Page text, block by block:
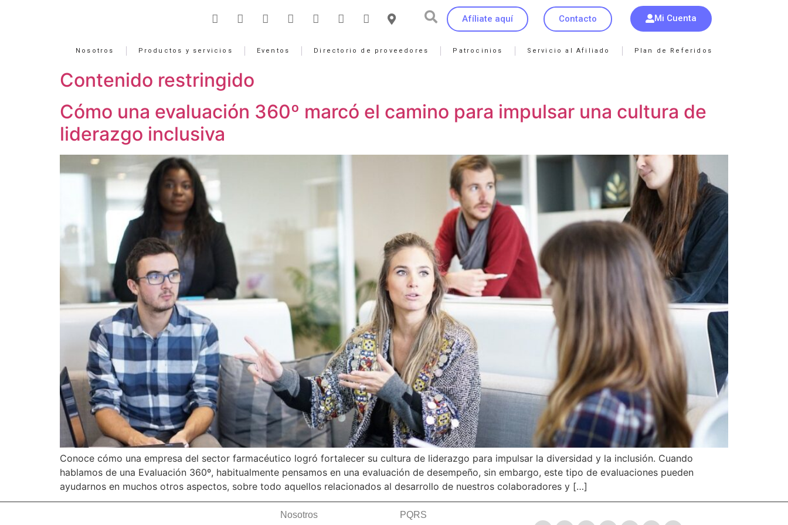
Afíliate aquí Contacto Mi Cuenta
Nosotros Productos y servicios Eventos Directorio de proveedores Patrocinios Servicio al Afiliado Plan de Referidos
Contenido restringido
Cómo una evaluación 360º marcó el camino para impulsar una cultura de
liderazgo inclusiva
Conoce cómo una empresa del sector farmacéutico logró fortalecer su cultura de liderazgo para impulsar la diversidad y la inclusión. Cuando
hablamos de una Evaluación 360º, habitualmente pensamos en una evaluación de desempeño, sin embargo, este tipo de evaluaciones pueden
ayudarnos en muchos otros aspectos, sobre todo aquellos relacionados al desarrollo de nuestros colaboradores y […]
Nosotros
PQRS